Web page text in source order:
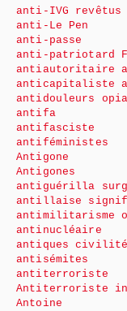
anti-IVG revêtus
anti-Le Pen
anti-passe
anti-patriotard
antiautoritaire
anticapitaliste
antidouleurs
antifa
antifasciste
antiféministes
Antigone
Antigones
antiguérilla
antillaise
antimilitarisme
antinucléaire
antiques
antisémites
antiterroriste
Antiterroriste
Antoine